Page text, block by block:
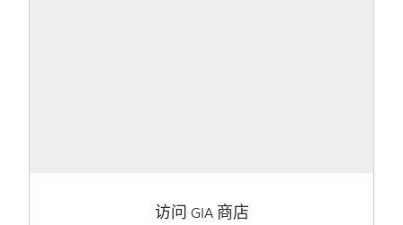
访问 GIA 商店